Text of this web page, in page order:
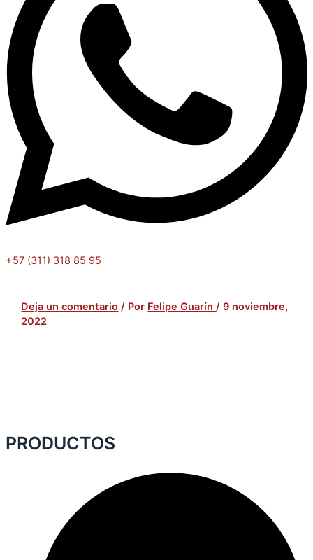
+57 (311) 318 85 95
Deja un comentario / Por Felipe Guarín/9 noviembre,
2022
PRODUCTOS